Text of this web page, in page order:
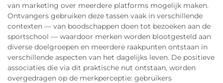
van marketing over meerdere platforms mogelijk maken.
Ontvangers gebruiken deze tassen vaak in verschillende
contexten — van boodschappen doen tot bezoeken aan de
sportschool — waardoor merken worden blootgesteld aan
diverse doelgroepen en meerdere raakpunten ontstaan in
verschillende aspecten van het dagelijks leven. De positieve
associaties die via dit praktische nut ontstaan, worden
overgedragen op de merkperceptie: gebruikers